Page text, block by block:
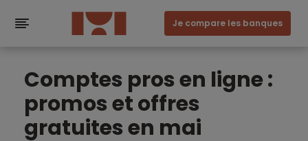
Je compare les banques
Comptes pros en ligne :
promos et offres
gratuites en mai